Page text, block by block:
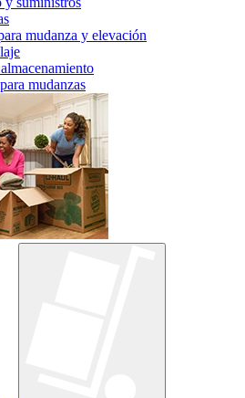
mudanza y elevación
mudanzas